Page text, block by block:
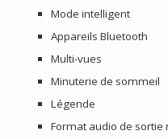
Mode intelligent
Appareils Bluetooth
Multi-vues
Minuterie de sommeil
Légende
Format audio de sortie